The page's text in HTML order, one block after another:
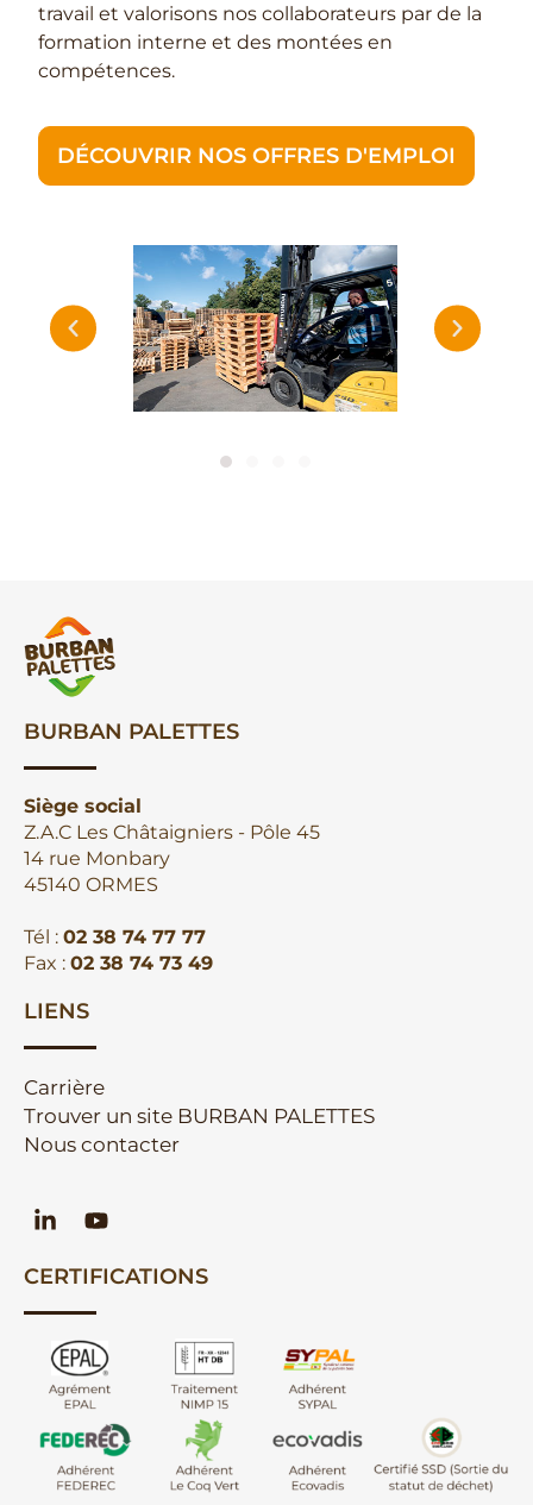
travail et valorisons nos collaborateurs par de la
formation interne et des montées en
compétences.
DÉCOUVRIR NOS OFFRES D'EMPLOI
BURBAN PALETTES
Siège social
Z.A.C Les Châtaigniers - Pôle 45
14 rue Monbary
45140 ORMES
Tél : 02 38 74 77 77
Fax : 02 38 74 73 49
LIENS
Carrière
Trouver un site BURBAN PALETTES
Nous contacter
CERTIFICATIONS